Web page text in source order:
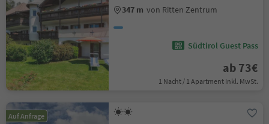
347 m von Ritten Zentrum
Südtirol Guest Pass
ab 73€
1 Nacht / 1 Apartment Inkl. MwSt.
Auf Anfrage